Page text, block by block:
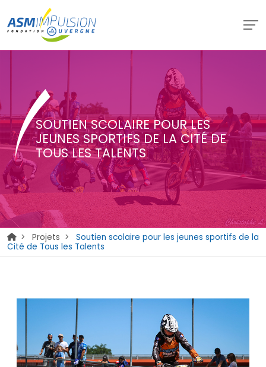
SOUTIEN SCOLAIRE POUR LES
JEUNES SPORTIFS DE LA CITÉ DE
TOUS LES TALENTS
> Projets >
Soutien scolaire pour les jeunes sportifs de la
Cité de Tous les Talents